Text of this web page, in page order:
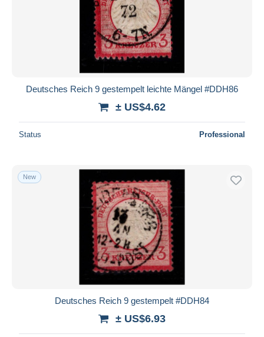
Deutsches Reich 9 gestempelt leichte Mängel #DDH86
± US$4.62
Status Professional
New
Deutsches Reich 9 gestempelt #DDH84
± US$6.93